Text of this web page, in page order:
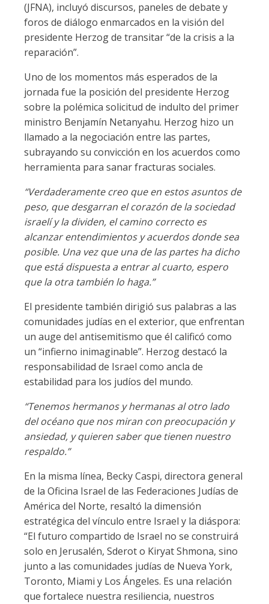
(JFNA), incluyó discursos, paneles de debate y
foros de diálogo enmarcados en la visión del
presidente Herzog de transitar “de la crisis a la
reparación”.
Uno de los momentos más esperados de la
jornada fue la posición del presidente Herzog
sobre la polémica solicitud de indulto del primer
ministro Benjamín Netanyahu. Herzog hizo un
llamado a la negociación entre las partes,
subrayando su convicción en los acuerdos como
herramienta para sanar fracturas sociales.
“Verdaderamente creo que en estos asuntos de
peso, que desgarran el corazón de la sociedad
israelí y la dividen, el camino correcto es
alcanzar entendimientos y acuerdos donde sea
posible. Una vez que una de las partes ha dicho
que está dispuesta a entrar al cuarto, espero
que la otra también lo haga.”
El presidente también dirigió sus palabras a las
comunidades judías en el exterior, que enfrentan
un auge del antisemitismo que él calificó como
un “infierno inimaginable”. Herzog destacó la
responsabilidad de Israel como ancla de
estabilidad para los judíos del mundo.
“Tenemos hermanos y hermanas al otro lado
del océano que nos miran con preocupación y
ansiedad, y quieren saber que tienen nuestro
respaldo.”
En la misma línea, Becky Caspi, directora general
de la Oficina Israel de las Federaciones Judías de
América del Norte, resaltó la dimensión
estratégica del vínculo entre Israel y la diáspora:
“El futuro compartido de Israel no se construirá
solo en Jerusalén, Sderot o Kiryat Shmona, sino
junto a las comunidades judías de Nueva York,
Toronto, Miami y Los Ángeles. Es una relación
que fortalece nuestra resiliencia, nuestros